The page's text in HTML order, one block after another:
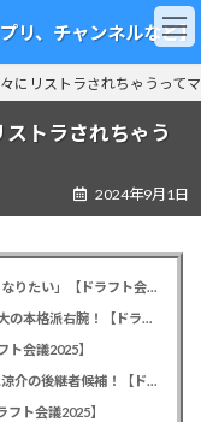
リ、チャンネルなど】
にリストラされちゃうって
ストラされちゃう
2024年9月1日
カープドラ6西川篤夢！「日本を代表する遊撃手になりたい」【ドラフト会議2025】
カープドラ5赤木晴哉！191cm最速153キロ！佛教大の本格派右腕！【ドラフト会議2025】
会議2025】
カープドラ3勝田成！近畿大163cmセカンド！菊池涼介の後継者候補！【ドラフト会議2025】
ト会議2025】